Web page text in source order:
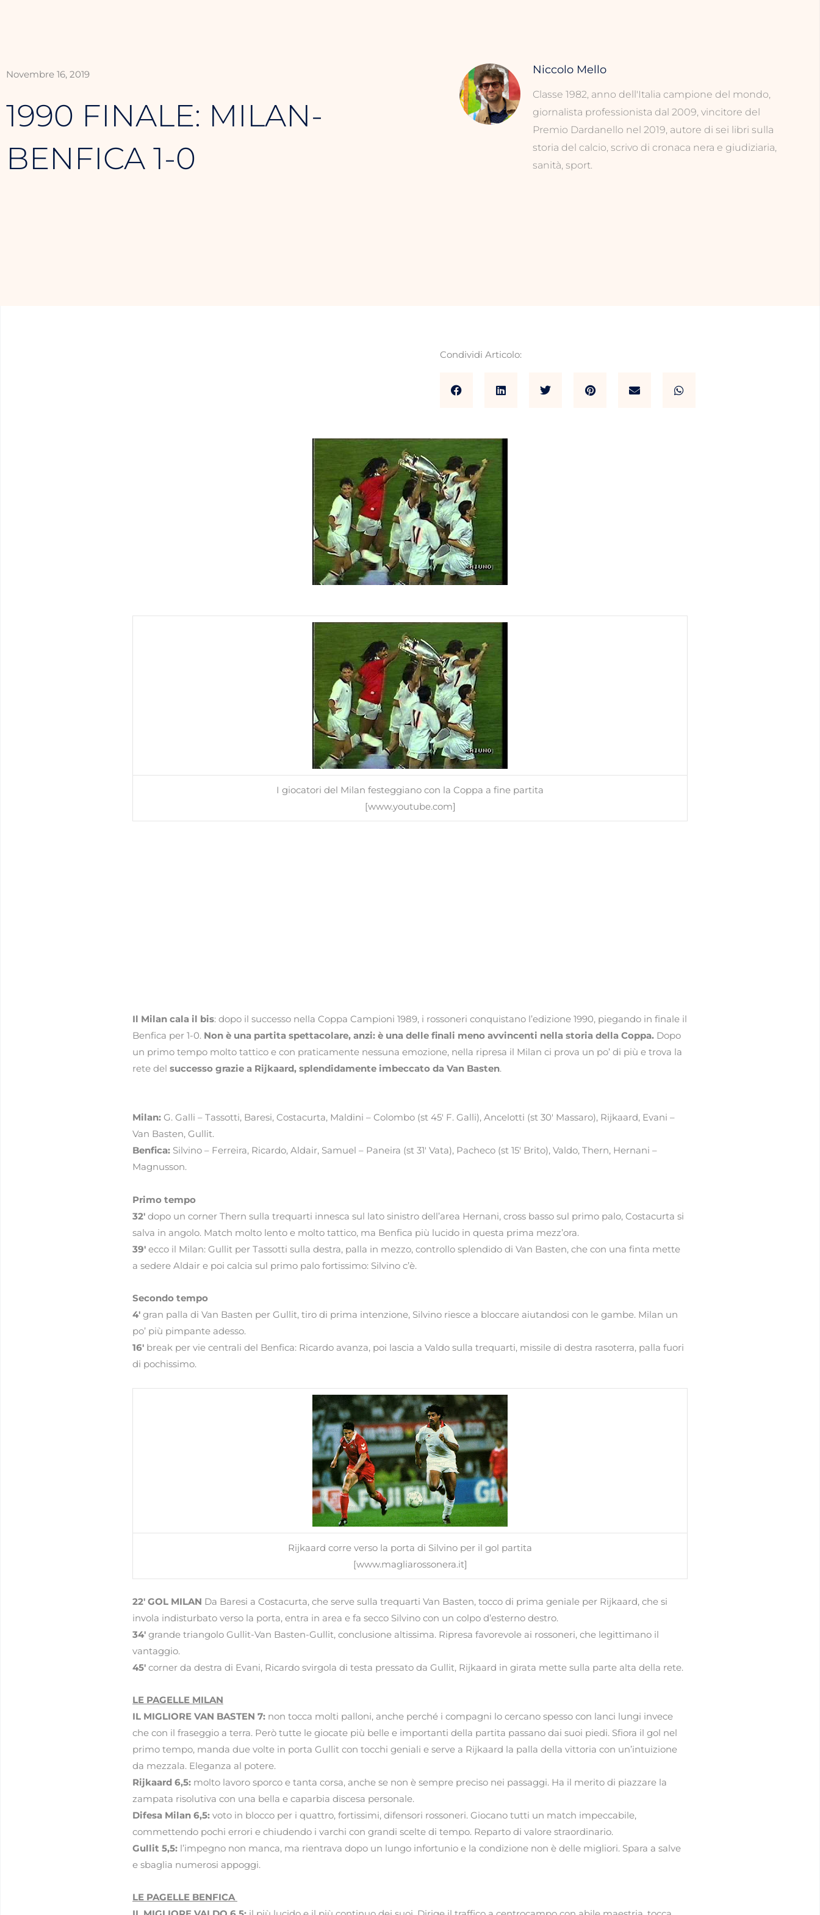
Novembre 16, 2019
1990 FINALE: MILAN-
BENFICA 1-0
Niccolo Mello
Classe 1982, anno dell'Italia campione del mondo,
giornalista professionista dal 2009, vincitore del
Premio Dardanello nel 2019, autore di sei libri sulla
storia del calcio, scrivo di cronaca nera e giudiziaria,
sanità, sport.
Condividi Articolo:
I giocatori del Milan festeggiano con la Coppa a fine partita
[www.youtube.com]
Il Milan cala il bis: dopo il successo nella Coppa Campioni 1989, i rossoneri conquistano l’edizione 1990, piegando in finale il
Benfica per 1-0. Non è una partita spettacolare, anzi: è una delle finali meno avvincenti nella storia della Coppa. Dopo
un primo tempo molto tattico e con praticamente nessuna emozione, nella ripresa il Milan ci prova un po’ di più e trova la
rete del successo grazie a Rijkaard, splendidamente imbeccato da Van Basten.
Milan: G. Galli – Tassotti, Baresi, Costacurta, Maldini – Colombo (st 45′ F. Galli), Ancelotti (st 30′ Massaro), Rijkaard, Evani –
Van Basten, Gullit.
Benfica: Silvino – Ferreira, Ricardo, Aldair, Samuel – Paneira (st 31′ Vata), Pacheco (st 15′ Brito), Valdo, Thern, Hernani –
Magnusson.
Primo tempo
32′ dopo un corner Thern sulla trequarti innesca sul lato sinistro dell’area Hernani, cross basso sul primo palo, Costacurta si
salva in angolo. Match molto lento e molto tattico, ma Benfica più lucido in questa prima mezz’ora.
39′ ecco il Milan: Gullit per Tassotti sulla destra, palla in mezzo, controllo splendido di Van Basten, che con una finta mette
a sedere Aldair e poi calcia sul primo palo fortissimo: Silvino c’è.
Secondo tempo
4′ gran palla di Van Basten per Gullit, tiro di prima intenzione, Silvino riesce a bloccare aiutandosi con le gambe. Milan un
po’ più pimpante adesso.
16′ break per vie centrali del Benfica: Ricardo avanza, poi lascia a Valdo sulla trequarti, missile di destra rasoterra, palla fuori
di pochissimo.
Rijkaard corre verso la porta di Silvino per il gol partita
[www.magliarossonera.it]
22′ GOL MILAN Da Baresi a Costacurta, che serve sulla trequarti Van Basten, tocco di prima geniale per Rijkaard, che si
invola indisturbato verso la porta, entra in area e fa secco Silvino con un colpo d’esterno destro.
34′ grande triangolo Gullit-Van Basten-Gullit, conclusione altissima. Ripresa favorevole ai rossoneri, che legittimano il
vantaggio.
45′ corner da destra di Evani, Ricardo svirgola di testa pressato da Gullit, Rijkaard in girata mette sulla parte alta della rete.
LE PAGELLE MILAN
IL MIGLIORE VAN BASTEN 7: non tocca molti palloni, anche perché i compagni lo cercano spesso con lanci lungi invece
che con il fraseggio a terra. Però tutte le giocate più belle e importanti della partita passano dai suoi piedi. Sfiora il gol nel
primo tempo, manda due volte in porta Gullit con tocchi geniali e serve a Rijkaard la palla della vittoria con un’intuizione
da mezzala. Eleganza al potere.
Rijkaard 6,5: molto lavoro sporco e tanta corsa, anche se non è sempre preciso nei passaggi. Ha il merito di piazzare la
zampata risolutiva con una bella e caparbia discesa personale.
Difesa Milan 6,5: voto in blocco per i quattro, fortissimi, difensori rossoneri. Giocano tutti un match impeccabile,
commettendo pochi errori e chiudendo i varchi con grandi scelte di tempo. Reparto di valore straordinario.
Gullit 5,5: l’impegno non manca, ma rientrava dopo un lungo infortunio e la condizione non è delle migliori. Spara a salve
e sbaglia numerosi appoggi.
LE PAGELLE BENFICA